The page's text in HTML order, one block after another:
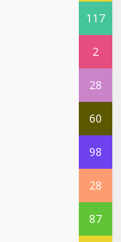
117
2
28
60
98
28
87